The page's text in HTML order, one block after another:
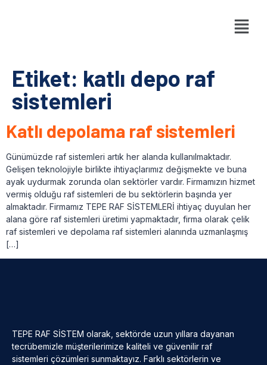
Etiket: katlı depo raf
sistemleri
Katlı depolama raf sistemleri
Günümüzde raf sistemleri artık her alanda kullanılmaktadır.
Gelişen teknolojiyle birlikte ihtiyaçlarımız değişmekte ve buna
ayak uydurmak zorunda olan sektörler vardır. Firmamızın hizmet
vermiş olduğu raf sistemleri de bu sektörlerin başında yer
almaktadır. Firmamız TEPE RAF SİSTEMLERİ ihtiyaç duyulan her
alana göre raf sistemleri üretimi yapmaktadır, firma olarak çelik
raf sistemleri ve depolama raf sistemleri alanında uzmanlaşmış
[…]
TEPE RAF SİSTEM olarak, sektörde uzun yıllara dayanan
tecrübemizle müşterilerimize kaliteli ve güvenilir raf
sistemleri çözümleri sunmaktayız. Farklı sektörlerin ve